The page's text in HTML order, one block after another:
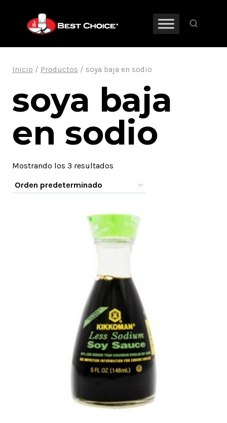
contenido
Inicio / Productos / soya baja en sodio
soya baja
en sodio
Mostrando los 3 resultados